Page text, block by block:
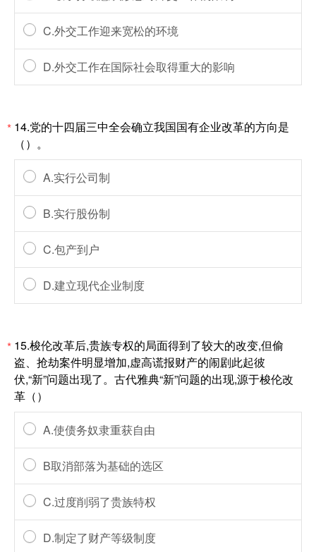
C.外交工作迎来宽松的环境
D.外交工作在国际社会取得重大的影响
* 14.党的十四届三中全会确立我国国有企业改革的方向是
（）。
A.实行公司制
B.实行股份制
C.包产到户
D.建立现代企业制度
* 15.梭伦改革后,贵族专权的局面得到了较大的改变,但偷
盗、抢劫案件明显增加,虚高谎报财产的闹剧此起彼
伏,“新”问题出现了。古代雅典“新”问题的出现,源于梭伦改
革（）
A.使债务奴隶重获自由
B取消部落为基础的选区
C.过度削弱了贵族特权
D.制定了财产等级制度